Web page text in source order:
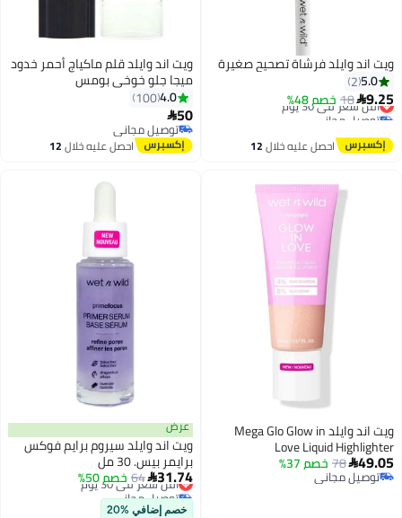
ويت اند وايلد فرشاة تصحيح صغيرة
5.0
2
9.25
18 خصم 48%
أقل سعر في 30 يوم
توصيل مجاني
أقل سعر في 30 يوم
احصل عليه خلال12
ويت اند وايلد قلم ماكياج أحمر خدود
ميجا جلو خوخي بومس
4.0
100
50
توصيل مجاني
توصيل مجانياحصل عليه خلال12
ويت اند وايلد Mega Glo Glow in
Love Liquid Highlighter
49.05
78 خصم 37%
توصيل مجاني
توصيل مجاني
عرض
ويت اند وايلد سيروم برايم فوكس
برايمر بيس. 30 مل
31.74
64 خصم 50%أقل سعر في 30 يوم
توصيل مجاني
أقل سعر في 30 يوم
خصم إضافي %20